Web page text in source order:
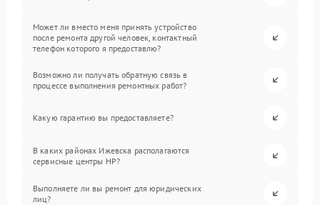
Может ли вместо меня принять устройство
после ремонта другой человек, контактный
телефон которого я предоставлю?
Возможно ли получать обратную связь в
процессе выполнения ремонтных работ?
Какую гарантию вы предоставляете?
В каких районах Ижевска располагаются
сервисные центры HP?
Выполняете ли вы ремонт для юридических
лиц?